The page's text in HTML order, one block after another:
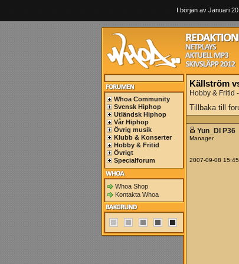
I början av Januari
Whoa Community
Svensk Hiphop
Utländsk Hiphop
Vår Hiphop
Övrig musik
Klubb & Konserter
Hobby & Fritid
Övrigt
Specialforum
Whoa Shop
Kontakta Whoa
Källström
Hobby & Fritid
Tillbaka till
Yun_DI P36
Manager
2007-09-08 15:45